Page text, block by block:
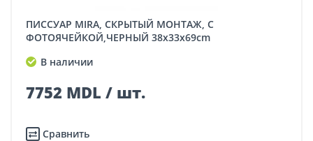
ПИССУАР MIRA, СКРЫТЫЙ МОНТАЖ, С
ФОТОЯЧЕЙКОЙ,ЧЕРНЫЙ 38x33x69cm
В наличии
7752 MDL / шт.
Сравнить